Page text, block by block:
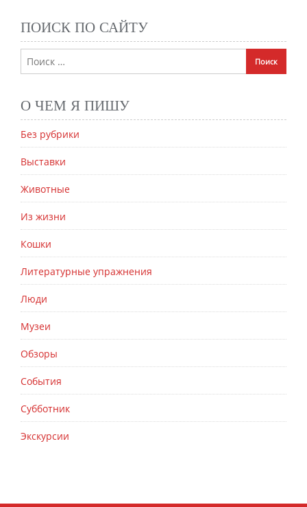
ПОИСК ПО САЙТУ
О ЧЕМ Я ПИШУ
Без рубрики
Выставки
Животные
Из жизни
Кошки
Литературные упражнения
Люди
Музеи
Обзоры
События
Субботник
Экскурсии